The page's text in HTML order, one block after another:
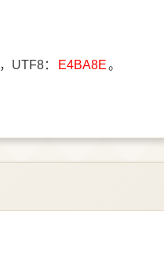
，UTF8： E4BA8E。